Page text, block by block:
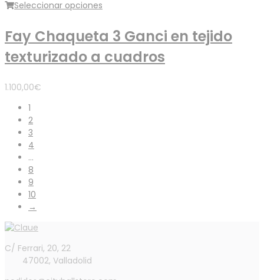
Seleccionar opciones
Fay Chaqueta 3 Ganci en tejido
texturizado a cuadros
1.100,00€
1
2
3
4
…
8
9
10
→
C/ Ferrari, 20, 22
47002, Valladolid